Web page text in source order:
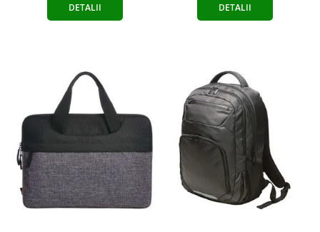
DETALII DETALII